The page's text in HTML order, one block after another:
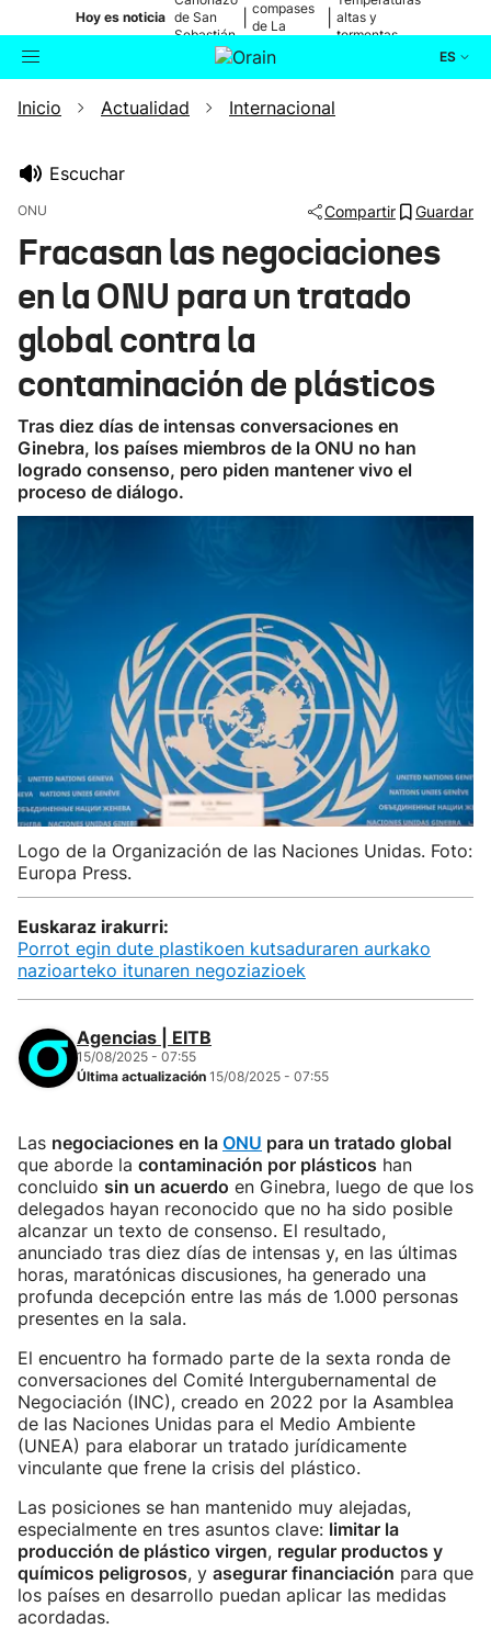
Hoy es noticia de San
Sebastián
compases
de La
altas y
tormentas
ES
Buscador Actualidad
Ikusmiran
Eguraldia
Inicio Actualidad Internacional
Escuchar
ONU Compartir Guardar
Fracasan las negociaciones
en la ONU para un tratado
global contra la
contaminación de plásticos
Tras diez días de intensas conversaciones en
Ginebra, los países miembros de la ONU no han
logrado consenso, pero piden mantener vivo el
proceso de diálogo.
Logo de la Organización de las Naciones Unidas. Foto:
Europa Press.
Euskaraz irakurri:
Porrot egin dute plastikoen kutsaduraren aurkako
nazioarteko itunaren negoziazioek
Agencias | EITB
15/08/2025 - 07:55
Última actualización 15/08/2025 - 07:55
Las negociaciones en la ONU para un tratado global
que aborde la contaminación por plásticos han
concluido sin un acuerdo en Ginebra, luego de que los
delegados hayan reconocido que no ha sido posible
alcanzar un texto de consenso. El resultado,
anunciado tras diez días de intensas y, en las últimas
horas, maratónicas discusiones, ha generado una
profunda decepción entre las más de 1.000 personas
presentes en la sala.
El encuentro ha formado parte de la sexta ronda de
conversaciones del Comité Intergubernamental de
Negociación (INC), creado en 2022 por la Asamblea
de las Naciones Unidas para el Medio Ambiente
(UNEA) para elaborar un tratado jurídicamente
vinculante que frene la crisis del plástico.
Las posiciones se han mantenido muy alejadas,
especialmente en tres asuntos clave: limitar la
producción de plástico virgen, regular productos y
químicos peligrosos, y asegurar financiación para que
los países en desarrollo puedan aplicar las medidas
acordadas.